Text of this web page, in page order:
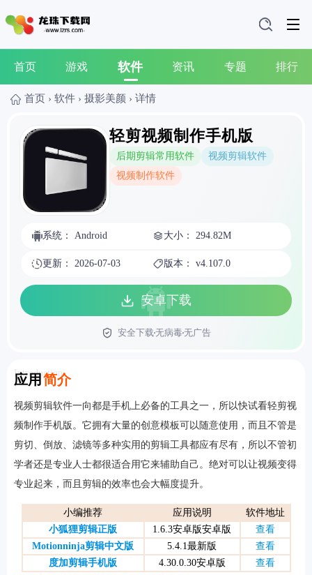
首页 游戏 软件 资讯 专题 排行
首页 › 软件 › 摄影美颜 › 详情
轻剪视频制作手机版
后期剪辑常用软件
视频剪辑软件
视频制作软件
系统： Android 大小： 294.82M
更新： 2026-07-03 版本： v4.107.0
安卓下载
安全下载无病毒无广告
应用 简介
Introduction
视频剪辑软件一向都是手机上必备的工具之一，所以快试看轻剪视
频制作手机版。它拥有大量的创意模板可以随意使用，而且不管是
剪切、倒放、滤镜等多种实用的剪辑工具都应有尽有，所以不管初
学者还是专业人士都很适合用它来辅助自己。绝对可以让视频变得
专业起来，而且剪辑的效率也会大幅度提升。
小编推荐 应用说明
软件地址
小狐狸剪辑正版
1.6.3安卓版安卓版
查看
Motionninja剪辑中文版
5.4.1最新版
查看
度加剪辑手机版
4.30.0.30安卓版 查看